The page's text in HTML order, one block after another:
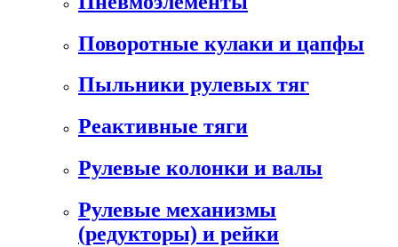
Поворотные кулаки и цапфы
Пыльники рулевых тяг
Реактивные тяги
Рулевые колонки и валы
Рулевые механизмы
(редукторы) и рейки